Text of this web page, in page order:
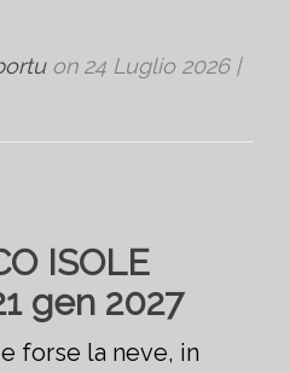
on 24 Luglio 2026|
ISOLE
gen 2027
forse la neve, in